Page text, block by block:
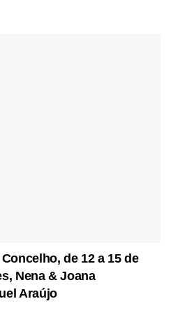
de 12 a 15 de
Nena & Joana
Araújo